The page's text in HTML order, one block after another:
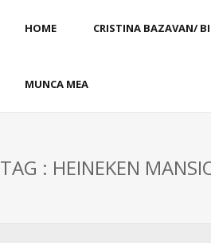
HOME CRISTINA BAZAVAN/
MUNCA MEA
TAG : HEINEKEN